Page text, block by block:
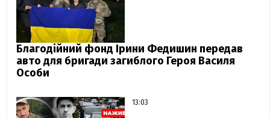
Благодійний фонд Ірини Федишин передав
авто для бригади загиблого Героя Василя
Особи
13:03